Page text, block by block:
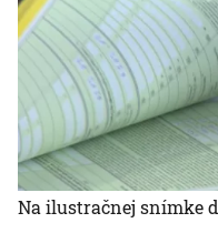
Na ilustračnej snímke